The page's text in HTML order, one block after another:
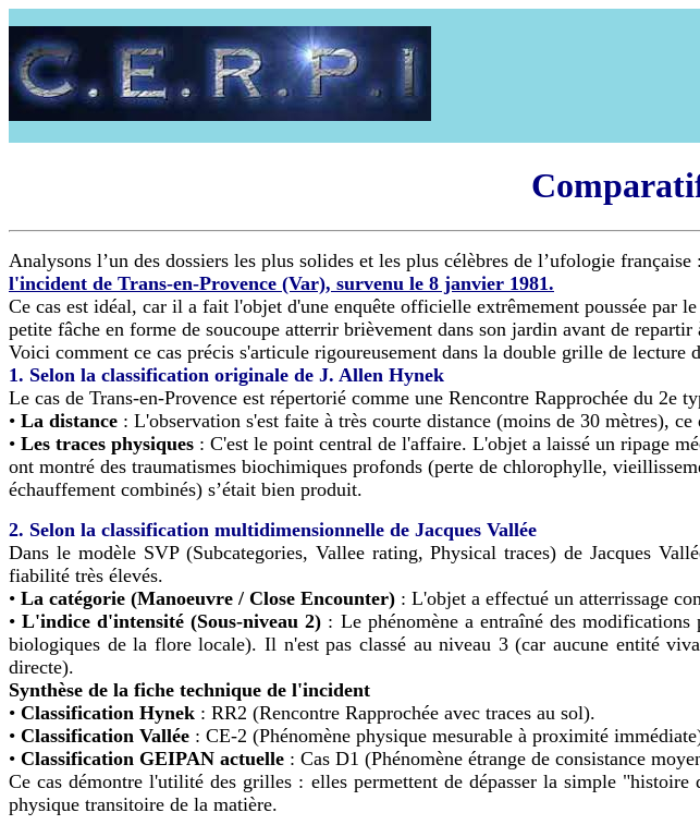
Analysons l’un des dossiers les plus solides et les plus célèbres de l’ufologie française :
l'incident de Trans-en-Provence (Var), survenu le 8 janvier 1981.
Ce cas est idéal, car il a fait l'objet d'une enquête officielle extrêmement poussée
petite fâche en forme de soucoupe atterrir brièvement dans son jardin avant de repartir
Voici comment ce cas précis s'articule rigoureusement dans la double grille de lecture
1. Selon la classification originale de J. Allen Hynek
Le cas de Trans-en-Provence est répertorié comme une Rencontre Rapprochée du 2e
• La distance : L'observation s'est faite à très courte distance (moins de 30 mètres),
• Les traces physiques : C'est le point central de l'affaire. L'objet a laissé un ripage
ont montré des traumatismes biochimiques profonds (perte de chlorophylle,
échauffement combinés) s’était bien produit.
2. Selon la classification multidimensionnelle de Jacques Vallée
Dans le modèle SVP (Subcategories, Vallee rating, Physical traces) de Jacques
fiabilité très élevés.
• La catégorie (Manoeuvre / Close Encounter) : L'objet a effectué un atterrissage
•L'indice d'intensité (Sous-niveau 2) : Le phénomène a entraîné des
biologiques de la flore locale). Il n'est pas classé au niveau 3 (car aucune entité
directe).
Synthèse de la fiche technique de l'incident
• Classification Hynek : RR2 (Rencontre Rapprochée avec traces au sol).
• Classification Vallée : CE-2 (Phénomène physique mesurable à proximité
• Classification GEIPAN actuelle : Cas D1 (Phénomène étrange de consistance
Ce cas démontre l'utilité des grilles : elles permettent de dépasser la simple "histoire
physique transitoire de la matière.